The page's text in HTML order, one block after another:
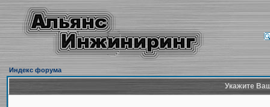
Индекс форума
Укажите